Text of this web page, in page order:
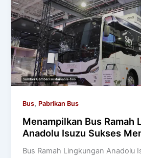
Bus, Pabrikan Bus
Menampilkan Bus Ramah
Anadolu Isuzu Sukses
Bus Ramah Lingkungan Anadolu